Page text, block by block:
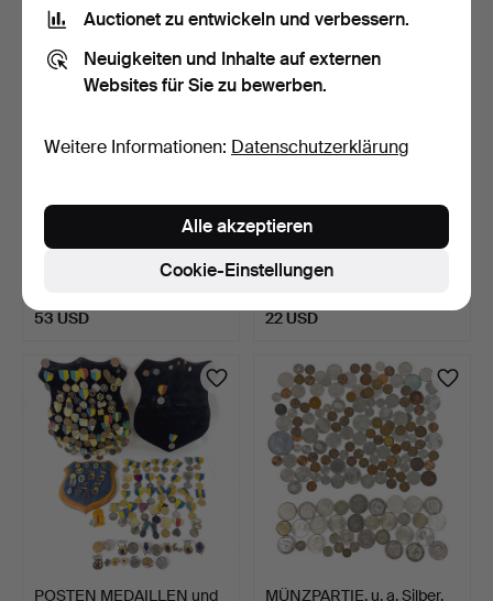
BRIEFMARKENPOSTEN,
Spanien. Überwiegend ge…
53 USD
KARL XII, Medaille, Silber,
Siege und mili…
3 Tage
22 USD
POSTEN MEDAILLEN und
MÜNZPARTIE, u. a. Silber,
Auctionet zu entwickeln und verbessern.
Neuigkeiten und Inhalte auf externen
Websites für Sie zu bewerben.
Weitere Informationen: Datenschutzerklärung
Cookie-Einstellungen
Alle akzeptieren